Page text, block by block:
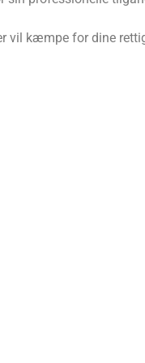
vil kæmpe for dine